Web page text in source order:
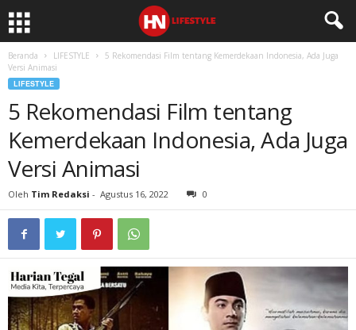
Beranda LIFESTYLE
5 Rekomendasi Film tentang Kemerdekaan Indonesia, Ada Juga
Versi Animasi
LIFESTYLE
5 Rekomendasi Film tentang
Kemerdekaan Indonesia, Ada Juga
Versi Animasi
Oleh Tim Redaksi - Agustus 16, 2022 0